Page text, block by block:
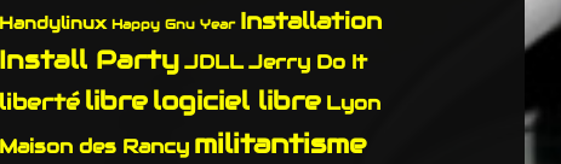
Handylinux Happy Gnu Year Installation
Install PartyJDLLJerry Do It
liberté librelogiciel libre Lyon
Maison des Rancy militantisme